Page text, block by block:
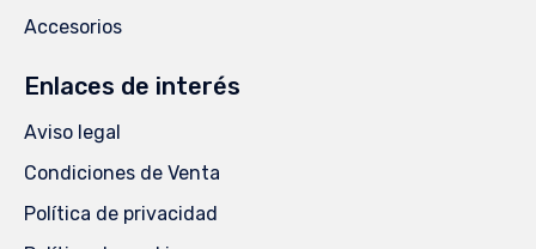
Accesorios
Enlaces de interés
Aviso legal
Condiciones de Venta
Política de privacidad